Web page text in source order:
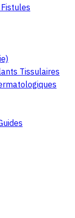
Tissulaires